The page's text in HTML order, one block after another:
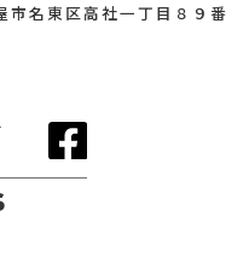
名東区高社一丁目８９番